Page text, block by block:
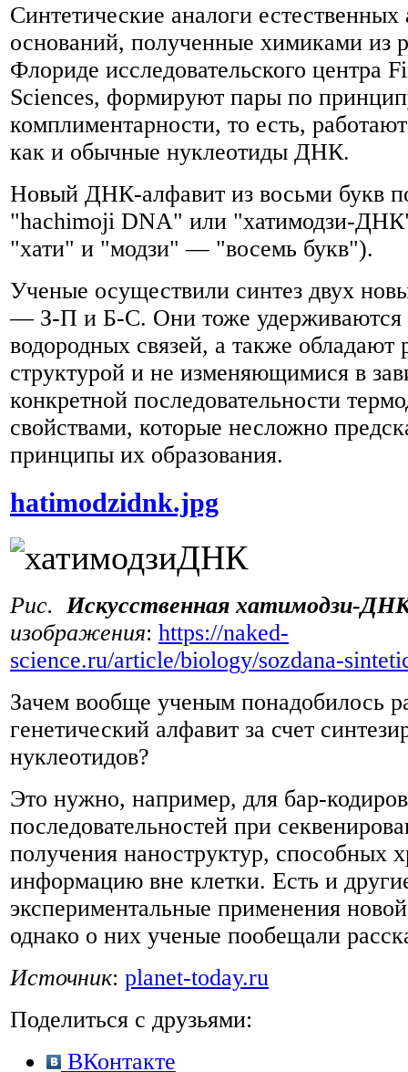
Синтетические аналоги естественных
оснований, полученные химиками из
Флориде исследовательского центра
Sciences, формируют пары по
комплиментарности, то есть,
как и обычные нуклеотиды ДНК.
Новый ДНК-алфавит из восьми букв
"hachimoji DNA" или "хатимодзи-
"хати" и "модзи" — "восемь букв").
Ученые осуществили синтез двух
— З-П и Б-С. Они тоже
водородных связей, а также обладают
структурой и не изменяющимися в
конкретной последовательности
свойствами, которые несложно
принципы их образования.
hatimodzidnk.jpg
Рис. Искусственная хатимодзи-
изображения: https://naked-
science.ru/article/biology/sozdana-
Зачем вообще ученым понадобилось
генетический алфавит за счет
нуклеотидов?
Это нужно, например, для бар-
последовательностей при
получения наноструктур, способных
информацию вне клетки. Есть и
экспериментальные применения
однако о них ученые пообещали
Источник: planet-today.ru
Поделиться с друзьями:
ВКонтакте